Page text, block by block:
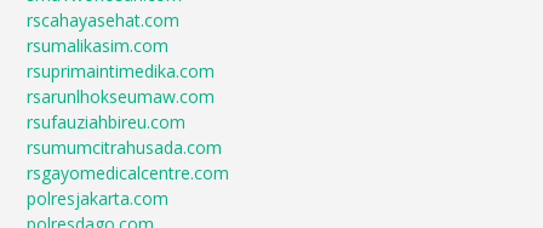
rscahayasehat.com
rsumalikasim.com
rsuprimaintimedika.com
rsarunlhokseumaw.com
rsufauziahbireu.com
rsumumcitrahusada.com
rsgayomedicalcentre.com
polresjakarta.com